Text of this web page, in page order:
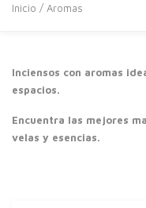
Inicio / Aromas
Inciensos con aromas
espacios.
Encuentra las mejores
velas y esencias.